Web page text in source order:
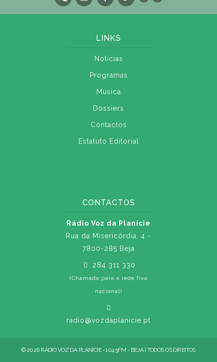
LINKS
Notícias
Programas
Música
Dossiers
Contactos
Estatuto Editorial
CONTACTOS
Rádio Voz da Planície
Rua da Misericórdia, 4 -
7800-285 Beja
284 311 330
(Chamada para a rede fixa
nacional)
radio@vozdaplanicie.pt
© 2026 RÁDIO VOZ DA PLANÍCIE - 104.5FM - BEJA | TODOS OS DIREITOS